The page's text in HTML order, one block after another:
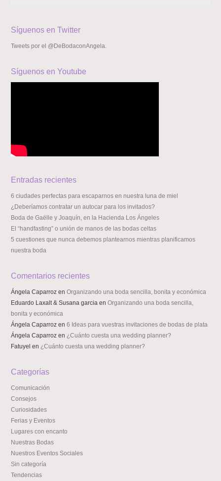
Síguenos en Twitter
Tweets por el @DeBodaconAngela.
Síguenos en Youtube
Entradas recientes
6 ciudades perfectas para escaparnos en nuestra luna de miel
¿Deberíamos contratar un autocar para los invitados?
Boda de Gaëlle y Joaquín, en la Hacienda Los Ángeles
El “handfasting” o unión de manos de las bodas celtas
5 cuestiones que nunca debemos plantearnos mientras planificamos
nuestra boda
Comentarios recientes
Ángela Caparroz enOrganizando una boda sencilla, bonita y económica
Eduardo Laxalt & Susana garcia enOrganizando una boda sencilla,
bonita y económica
Ángela Caparroz en6 Ideas para vuestras invitaciones de bodas de plata
Ángela Caparroz en ¿Cuánto cuesta una wedding planner?
Fatuyel en ¿Cuánto cuesta una wedding planner?
Categorías
Comunicación
Consejos
Curiosidades
Ferias y Eventos
Lugares con encanto
Nuestras Bodas
Nuestros Eventos Sociales
Sin categoría
Tendencias